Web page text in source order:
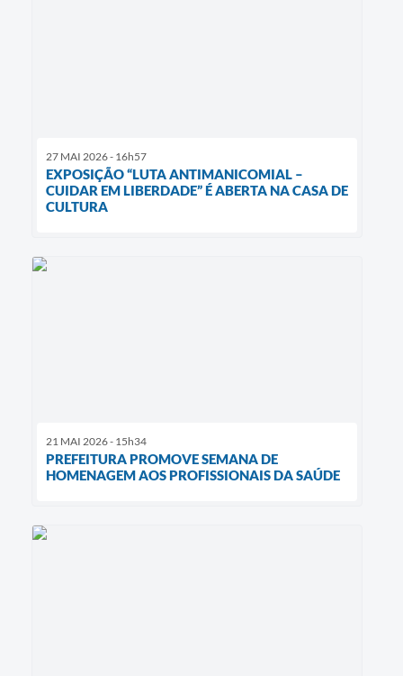
27 MAI 2026 - 16h57
EXPOSIÇÃO “LUTA ANTIMANICOMIAL –
CUIDAR EM LIBERDADE” É ABERTA NA CASA DE
CULTURA
21 MAI 2026 - 15h34
PREFEITURA PROMOVE SEMANA DE
HOMENAGEM AOS PROFISSIONAIS DA SAÚDE